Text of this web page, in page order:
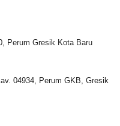
Perum Gresik Kota Baru
04934, Perum GKB, Gresik